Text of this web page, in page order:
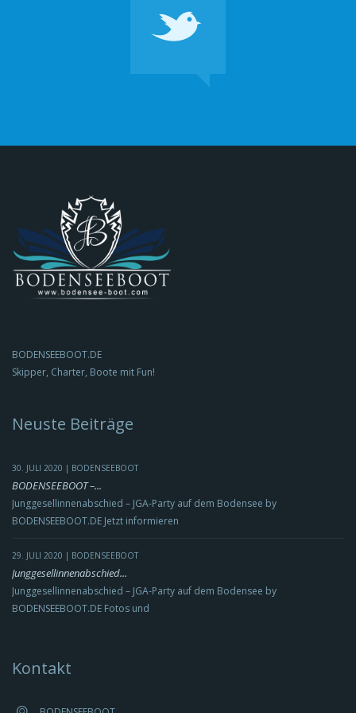
BODENSEEBOOT.DE
Skipper, Charter, Boote mit Fun!
Neuste Beiträge
30. JULI 2020 | BODENSEEBOOT
BODENSEEBOOT –...
Junggesellinnenabschied – JGA-Party auf dem Bodensee by
BODENSEEBOOT.DE Jetzt informieren
29. JULI 2020 | BODENSEEBOOT
Junggesellinnenabschied...
Junggesellinnenabschied – JGA-Party auf dem Bodensee by
BODENSEEBOOT.DE Fotos und
Kontakt